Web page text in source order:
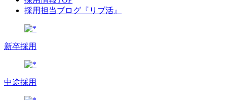
採用担当ブログ『リブ活』
新卒採用
中途採用